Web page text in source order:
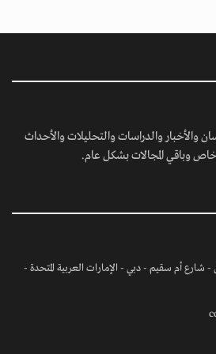
والأخبار والدراسات والتحليلات والأحداث
وباقي المجالات بشكل عام.
- شارع أم سقيم - دبي - الإمارات العربية المتحدة -